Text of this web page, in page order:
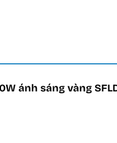
ánh sáng vàng